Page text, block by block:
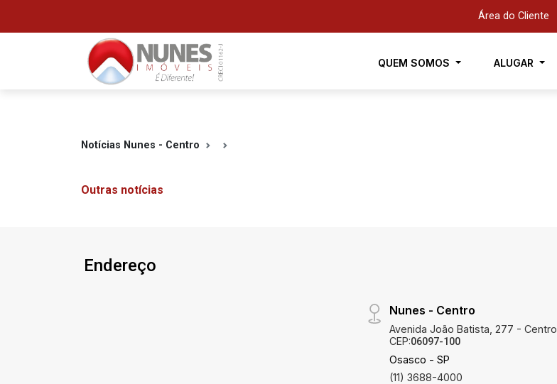
Área do Cliente
QUEM SOMOS ALUGAR
Notícias Nunes - Centro
Outras notícias
Endereço
Nunes - Centro
Avenida João Batista, 277 - Centro,
CEP:06097-100
Osasco - SP
(11) 3688-4000